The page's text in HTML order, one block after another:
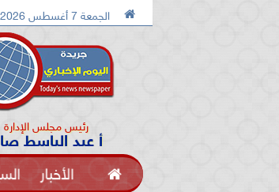
 الجمعة 7 أغسطس 2026
تستضيف معسكرًا مغلقًا للإسماعيلي
رئيس مجلس الإدارة
أ عبد الباسط
 الأخبار